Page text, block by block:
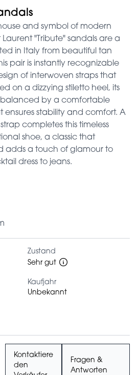
and symbol of modern
"Tribute" sandals are a
in Italy from beautiful tan
pair is instantly recognizable
of interwoven straps that
on a dizzying stiletto heel, its
balanced by a comfortable
stability and comfort. A
completes this timeless
shoe, a classic that
adds a touch of glamour to
dress to jeans.
Zustand
Sehr gut
Kaufjahr
Unbekannt
Kontaktiere
den
Fragen &
Antworten